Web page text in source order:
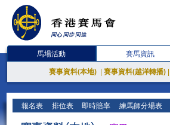
馬場活動 賽馬資訊
賽事資料(本地) 賽事資料(越洋轉播)
報名表 排位表 即時賠率 練馬師分場表